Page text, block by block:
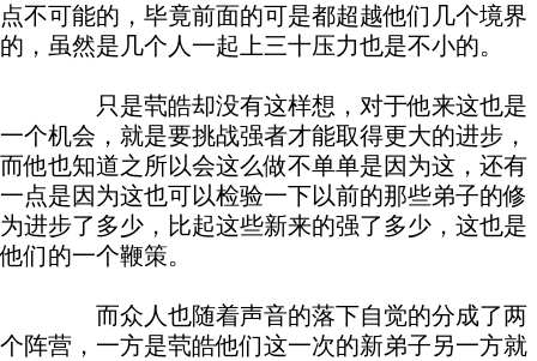
点不可能的，毕竟前面的可是都超越他们几个境界
的，虽然是几个人一起上三十压力也是不小的。
只是茕皓却没有这样想，对于他来这也是
一个机会，就是要挑战强者才能取得更大的进步，
而他也知道之所以会这么做不单单是因为这，还有
一点是因为这也可以检验一下以前的那些弟子的修
为进步了多少，比起这些新来的强了多少，这也是
他们的一个鞭策。
而众人也随着声音的落下自觉的分成了两
个阵营，一方是茕皓他们这一次的新弟子另一方就